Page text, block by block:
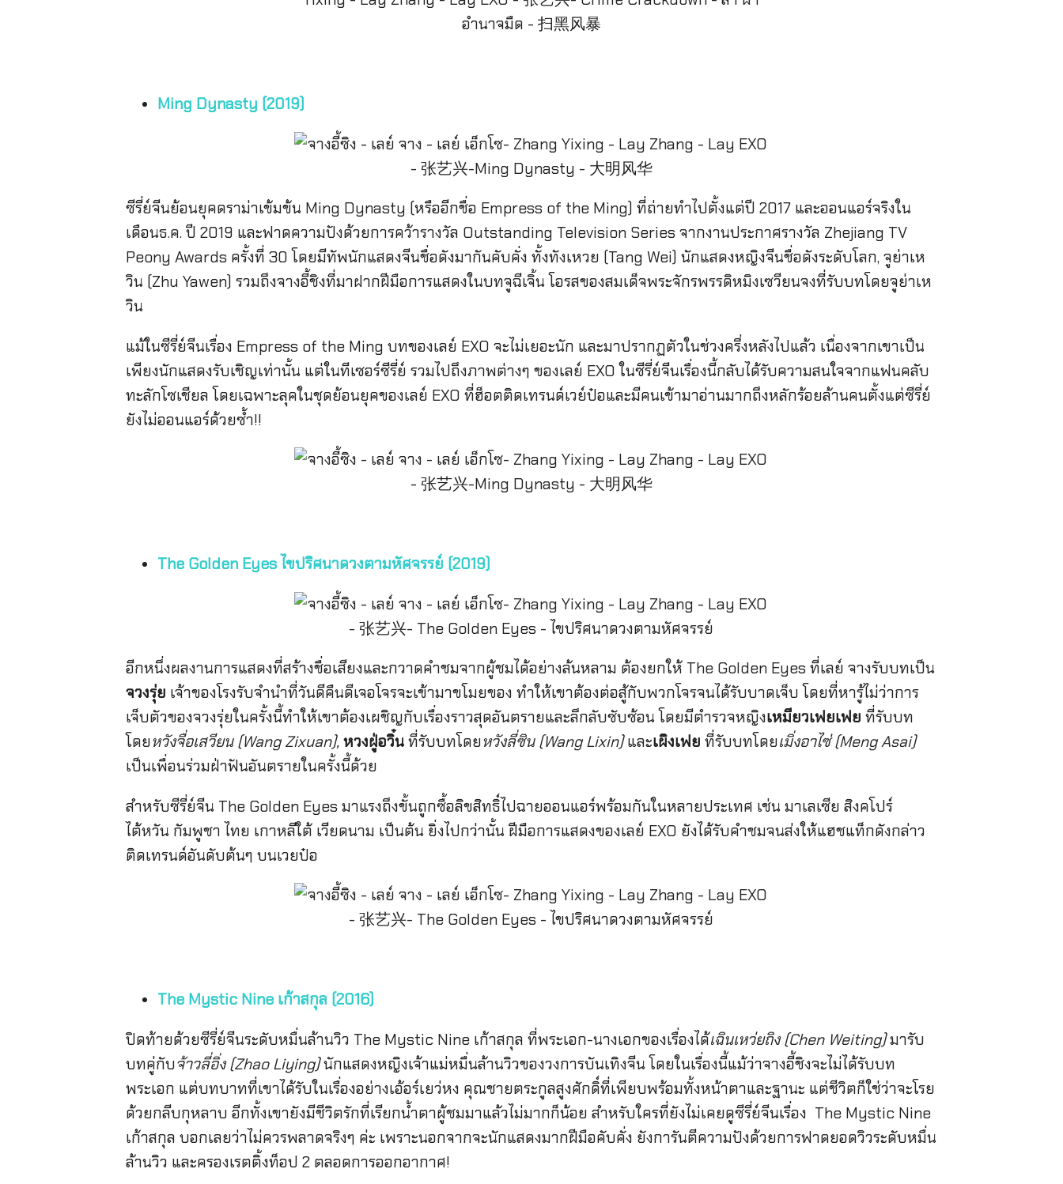
Ming Dynasty (2019)
ซีรี่ย์จีนย้อนยุคดราม่าเข้มข้น Ming Dynasty (หรืออีกชื่อ Empress of the Ming) ที่ถ่ายทำไปตั้งแต่ปี 2017 และออนแอร์จริงใน
เดือนธ.ค. ปี 2019 และฟาดความปังด้วยการคว้ารางวัล Outstanding Television Series จากงานประกาศรางวัล Zhejiang TV
Peony Awards ครั้งที่ 30 โดยมีทัพนักแสดงจีนชื่อดังมากันคับคั่ง ทั้งทังเหวย (Tang Wei) นักแสดงหญิงจีนชื่อดังระดับโลก, จูย่าเห
วิน (Zhu Yawen) รวมถึงจางอี้ชิงที่มาฝากฝีมือการแสดงในบทจูฉีเจิ้น โอรสของสมเด็จพระจักรพรรดิหมิงเซวียนจงที่รับบทโดยจูย่าเห
วิน
แม้ในซีรี่ย์จีนเรื่อง Empress of the Ming บทของเลย์ EXO จะไม่เยอะนัก และมาปรากฏตัวในช่วงครึ่งหลังไปแล้ว เนื่องจากเขาเป็น
เพียงนักแสดงรับเชิญเท่านั้น แต่ในทีเซอร์ซีรี่ย์ รวมไปถึงภาพต่างๆ ของเลย์ EXO ในซีรี่ย์จีนเรื่องนี้กลับได้รับความสนใจจากแฟนคลับ
ทะลักโซเชียล โดยเฉพาะลุคในชุดย้อนยุคของเลย์ EXO ที่ฮ็อตติดเทรนด์เวย์ป๋อและมีคนเข้ามาอ่านมากถึงหลักร้อยล้านคนตั้งแต่ซีรี่ย์
ยังไม่ออนแอร์ด้วยซ้ำ!!
The Golden Eyes ไขปริศนาดวงตามหัศจรรย์ (2019)
อีกหนึ่งผลงานการแสดงที่สร้างชื่อเสียงและกวาดคำชมจากผู้ชมได้อย่างล้นหลาม ต้องยกให้ The Golden Eyes ที่เลย์ จางรับบทเป็น
จวงรุ่ย เจ้าของโรงรับจำนำที่วันดีคืนดีเจอโจรจะเข้ามาขโมยของ ทำให้เขาต้องต่อสู้กับพวกโจรจนได้รับบาดเจ็บ โดยที่หารู้ไม่ว่าการ
เจ็บตัวของจวงรุ่ยในครั้งนี้ทำให้เขาต้องเผชิญกับเรื่องราวสุดอันตรายและลึกลับซับซ้อน โดยมีตำรวจหญิงเหมียวเฟยเฟย ที่รับบท
โดยหวังจื่อเสวียน (Wang Zixuan), หวงฝู่อวิ๋นที่รับบทโดยหวังลี่ซิน (Wang Lixin)และเผิงเฟย ที่รับบทโดยเมิ่งอาไซ่ (Meng Asai)​
เป็นเพื่อนร่วมฝ่าฟันอันตรายในครั้งนี้ด้วย
สำหรับซีรี่ย์จีน The Golden Eyes มาแรงถึงขั้นถูกซื้อลิขสิทธิ์ไปฉายออนแอร์พร้อมกันในหลายประเทศ เช่น มาเลเซีย สิงคโปร์
ไต้หวัน กัมพูชา ไทย เกาหลีใต้ เวียดนาม เป็นต้น ยิ่งไปกว่านั้น ฝีมือการแสดงของเลย์ EXO ยังได้รับคำชมจนส่งให้แฮชแท็กดังกล่าว
ติดเทรนด์อันดับต้นๆ บนเวยป๋อ
The Mystic Nine เก้าสกุล (2016)
ปิดท้ายด้วยซีรี่ย์จีนระดับหมื่นล้านวิว The Mystic Nine เก้าสกุล ที่พระเอก-นางเอกของเรื่องได้เฉินเหว่ยถิง (Chen Weiting)มารับ
บทคู่กับจ้าวลี่อิ่ง (Zhao Liying)นักแสดงหญิงเจ้าแม่หมื่นล้านวิวของวงการบันเทิงจีน โดยในเรื่องนี้แม้ว่าจางอี้ชิงจะไม่ได้รับบท
พระเอก แต่บทบาทที่เขาได้รับในเรื่องอย่างเอ้อร์เยว่หง คุณชายตระกูลสูงศักดิ์ที่เพียบพร้อมทั้งหน้าตาและฐานะ แต่ชีวิตก็ใช่ว่าจะโรย
ด้วยกลีบกุหลาบ อีกทั้งเขายังมีชีวิตรักที่เรียกน้ำตาผู้ชมมาแล้วไม่มากก็น้อย สำหรับใครที่ยังไม่เคยดูซีรี่ย์จีนเรื่อง The Mystic Nine
เก้าสกุล บอกเลยว่าไม่ควรพลาดจริงๆ ค่ะ เพราะนอกจากจะนักแสดงมากฝีมือคับคั่ง ยังการันตีความปังด้วยการฟาดยอดวิวระดับหมื่น
ล้านวิว และครองเรตติ้งท็อป 2 ตลอดการออกอากาศ!